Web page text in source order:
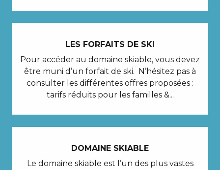
LES FORFAITS DE SKI
Pour accéder au domaine skiable, vous devez
être muni d’un forfait de ski. N’hésitez pas à
consulter les différentes offres proposées :
tarifs réduits pour les familles &...
DOMAINE SKIABLE
Le domaine skiable est l’un des plus vastes